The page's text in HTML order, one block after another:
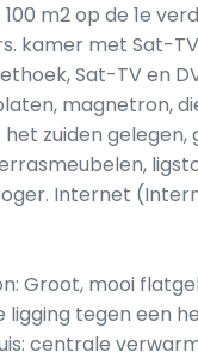
m2 op de 1e
kamer met Sat-
Sat-TV en
magnetron,
het zuiden
Internet
Groot, mooi
tegen een
centrale